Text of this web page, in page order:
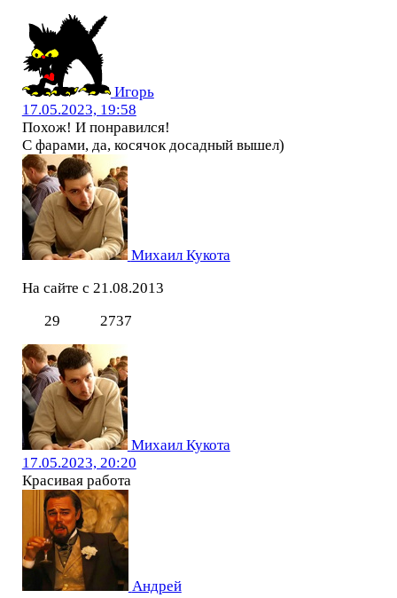
Игорь
17.05.2023, 19:58
Похож! И понравился!
С фарами, да, косячок досадный вышел)
Михаил Кукота
На сайте с 21.08.2013
29
2737
Михаил Кукота
17.05.2023, 20:20
Красивая работа
Андрей